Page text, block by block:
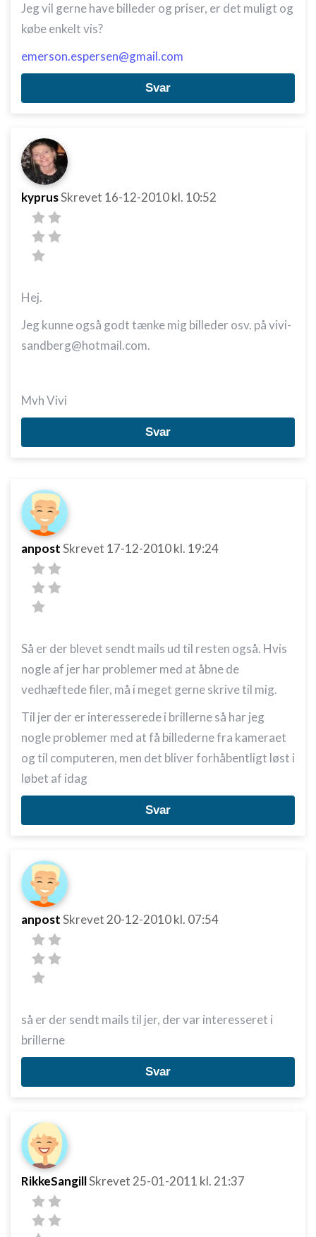
Jeg vil gerne have billeder og priser, er det muligt og
købe enkelt vis?
emerson.espersen@gmail.com
Svar
kyprusSkrevet 16-12-2010kl. 10:52
Hej.
Jeg kunne også godt tænke mig billeder osv. på vivi-
sandberg@hotmail.com.
Mvh Vivi
Svar
anpostSkrevet 17-12-2010kl. 19:24
Så er der blevet sendt mails ud til resten også. Hvis
nogle af jer har problemer med at åbne de
vedhæftede filer, må i meget gerne skrive til mig.
Til jer der er interesserede i brillerne så har jeg
nogle problemer med at få billederne fra kameraet
og til computeren, men det bliver forhåbentligt løst i
løbet af idag
Svar
anpostSkrevet 20-12-2010kl. 07:54
så er der sendt mails til jer, der var interesseret i
brillerne
Svar
RikkeSangillSkrevet 25-01-2011 kl. 21:37